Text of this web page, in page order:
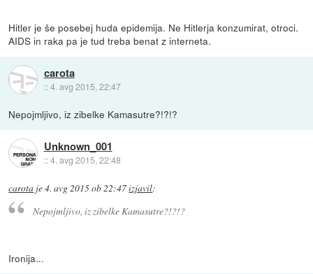
Hitler je še posebej huda epidemija. Ne Hitlerja konzumirat, otroci.
AIDS in raka pa je tud treba benat z interneta.
carota
::4. avg 2015, 22:47
Nepojmljivo, iz zibelke Kamasutre?!?!?
Unknown_001
::4. avg 2015, 22:48
carota je4. avg 2015 ob 22:47izjavil:
Nepojmljivo, iz zibelke Kamasutre?!?!?
Ironija...